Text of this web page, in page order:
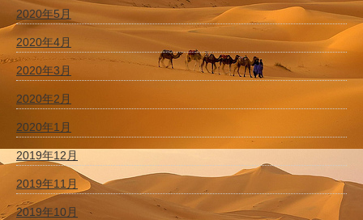
2020年5月
2020年4月
2020年3月
2020年2月
2020年1月
2019年12月
2019年11月
2019年10月